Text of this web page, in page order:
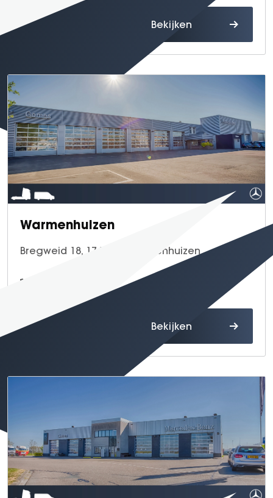
Route Bekijken
Warmenhuizen
Bregweid 18, 1749 DJ Warmenhuizen
Route Bekijken